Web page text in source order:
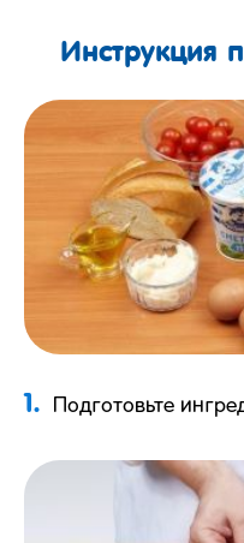
Инструкция
1. Подготовьте